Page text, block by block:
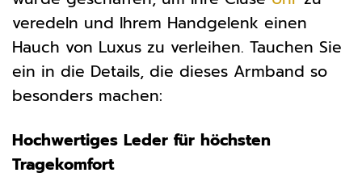
veredeln und Ihrem Handgelenk einen
Hauch von Luxus zu verleihen. Tauchen Sie
ein in die Details, die dieses Armband so
besonders machen:
Hochwertiges Leder für höchsten
Tragekomfort